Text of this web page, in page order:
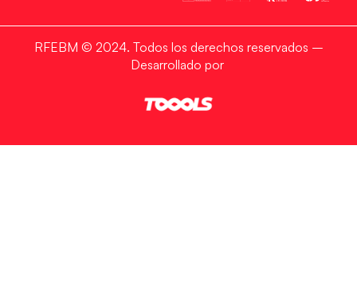
Denegar
RFEBM © 2024. Todos los derechos reservados –
Desarrollado por